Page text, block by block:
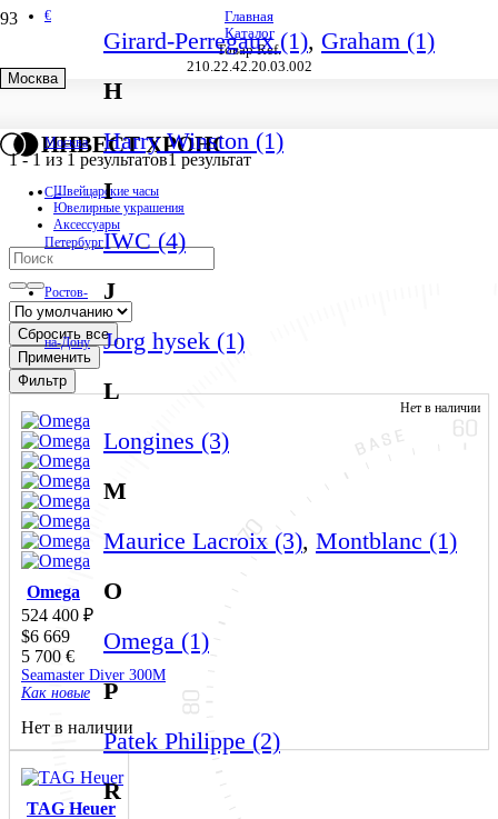
€
Москва
Москва
С.-
Петербург
Ростов-
на-Дону
Girard-Perregaux (1), Graham (1)
H
Harry Winston (1)
I
IWC (4)
J
Jorg hysek (1)
L
Longines (3)
M
Maurice Lacroix (3), Montblanc (1)
O
Omega (1)
P
Patek Philippe (2)
R
ИНВЕСТ ХРОНО
Главная
Каталог
Товар Ref.
210.22.42.20.03.002
1-1 из 1 результатов1 результат
Швейцарские часы
Ювелирные украшения
Аксессуары
Сбросить все
Применить
Фильтр
Нет в наличии
Omega
524 400 ₽
$6 669
5 700 €
Seamaster Diver 300M
Как новые
Нет в наличии
TAG Heuer